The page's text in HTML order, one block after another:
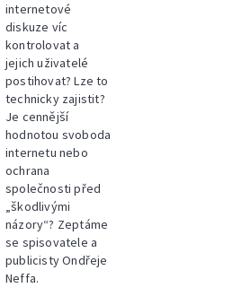
internetové
diskuze víc
kontrolovat a
jejich uživatelé
postihovat? Lze to
technicky zajistit?
Je cennější
hodnotou svoboda
internetu nebo
ochrana
společnosti před
„škodlivými
názory“? Zeptáme
se spisovatele a
publicisty Ondřeje
Neffa.